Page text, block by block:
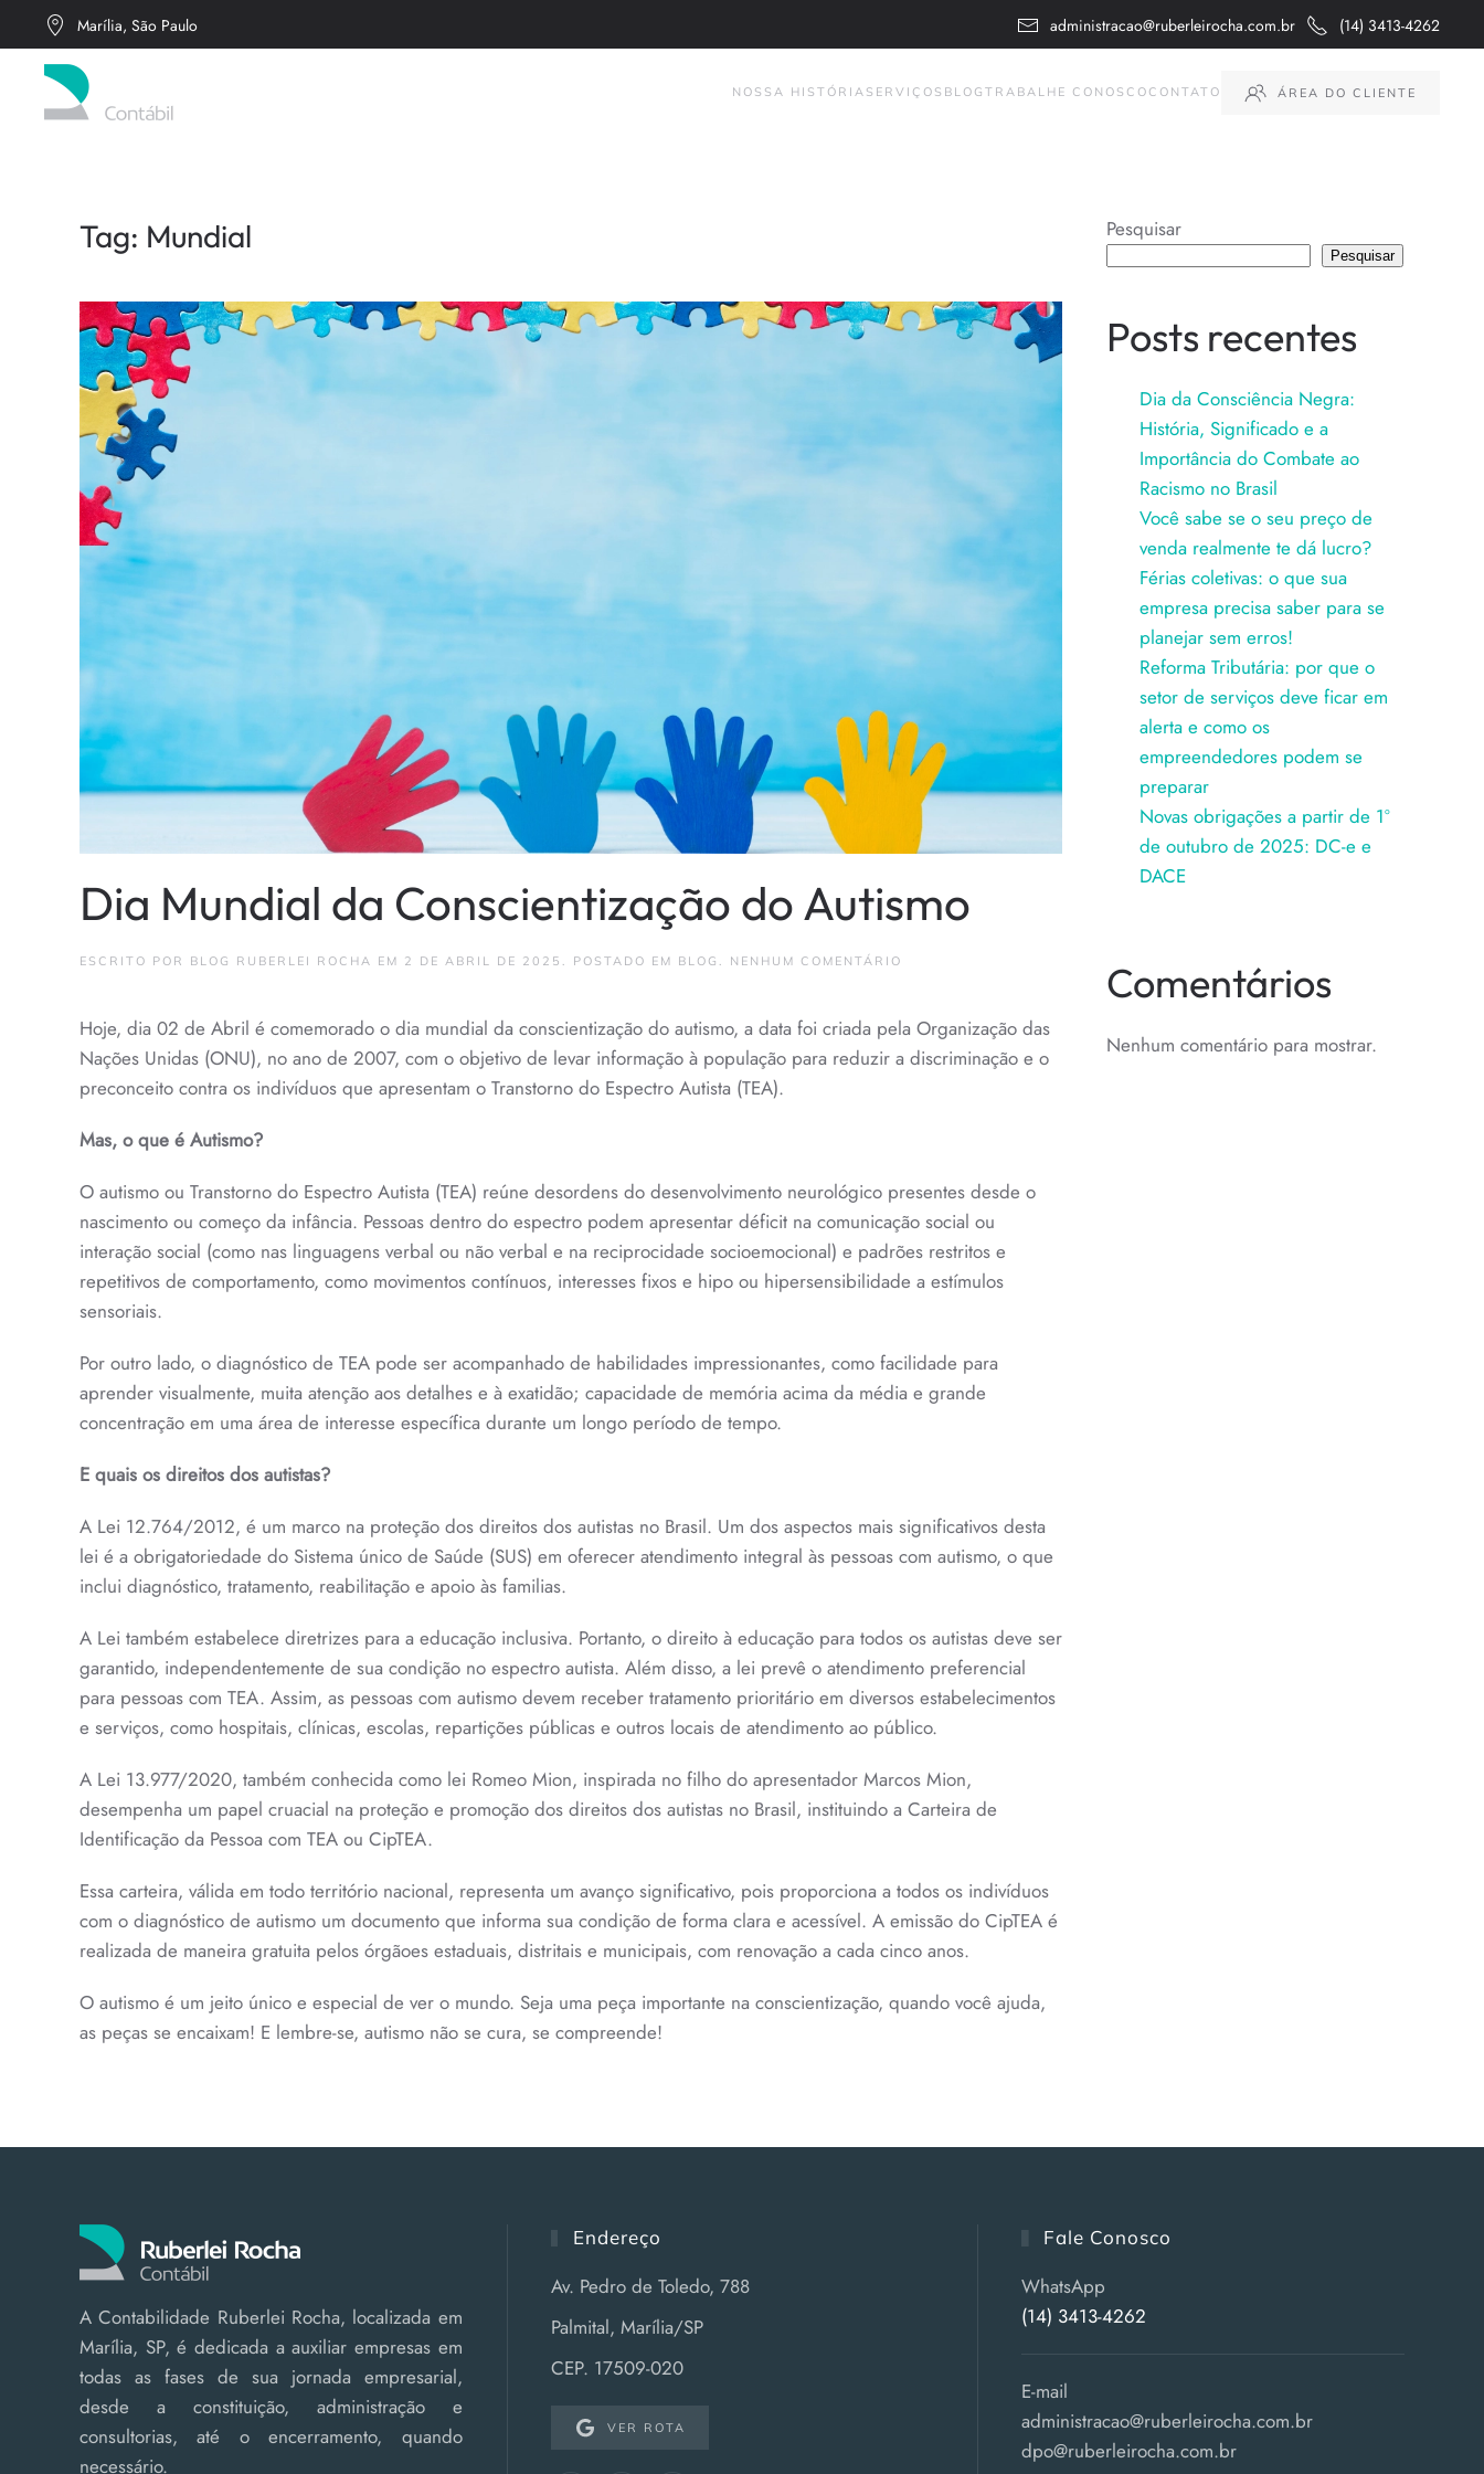
Skip to main content
Marília, São Paulo administracao@ruberleirocha.com.br (14) 3413-4262
NOSSA HISTÓRIA SERVIÇOS BLOG TRABALHE CONOSCO CONTATO ÁREA DO CLIENTE
Tag: Mundial
Dia Mundial da Conscientização do Autismo
ESCRITO POR BLOG RUBERLEI ROCHA EM 2 DE ABRIL DE 2025 . POSTADO EM BLOG . NENHUM COMENTÁRIO
CONSCIENTIZAÇÃO
AUTISMO
Hoje, dia 02 de Abril é comemorado o dia mundial da conscientização do autismo, a data foi criada pela Organização das
Nações Unidas (ONU), no ano de 2007, com o objetivo de levar informação à população para reduzir a discriminação e o
preconceito contra os indivíduos que apresentam o Transtorno do Espectro Autista (TEA).
Mas, o que é Autismo?
O autismo ou Transtorno do Espectro Autista (TEA) reúne desordens do desenvolvimento neurológico presentes desde o
nascimento ou começo da infância. Pessoas dentro do espectro podem apresentar déficit na comunicação social ou
interação social (como nas linguagens verbal ou não verbal e na reciprocidade socioemocional) e padrões restritos e
repetitivos de comportamento, como movimentos contínuos, interesses fixos e hipo ou hipersensibilidade a estímulos
sensoriais.
Por outro lado, o diagnóstico de TEA pode ser acompanhado de habilidades impressionantes, como facilidade para
aprender visualmente, muita atenção aos detalhes e à exatidão; capacidade de memória acima da média e grande
concentração em uma área de interesse específica durante um longo período de tempo.
E quais os direitos dos autistas?
A Lei 12.764/2012, é um marco na proteção dos direitos dos autistas no Brasil. Um dos aspectos mais significativos desta
lei é a obrigatoriedade do Sistema único de Saúde (SUS) em oferecer atendimento integral às pessoas com autismo, o que
inclui diagnóstico, tratamento, reabilitação e apoio às familias.
A Lei também estabelece diretrizes para a educação inclusiva. Portanto, o direito à educação para todos os autistas deve ser
garantido, independentemente de sua condição no espectro autista. Além disso, a lei prevê o atendimento preferencial
para pessoas com TEA. Assim, as pessoas com autismo devem receber tratamento prioritário em diversos estabelecimentos
e serviços, como hospitais, clínicas, escolas, repartições públicas e outros locais de atendimento ao público.
A Lei 13.977/2020, também conhecida como lei Romeo Mion, inspirada no filho do apresentador Marcos Mion,
desempenha um papel cruacial na proteção e promoção dos direitos dos autistas no Brasil, instituindo a Carteira de
Identificação da Pessoa com TEA ou CipTEA.
Essa carteira, válida em todo território nacional, representa um avanço significativo, pois proporciona a todos os indivíduos
com o diagnóstico de autismo um documento que informa sua condição de forma clara e acessível. A emissão do CipTEA é
realizada de maneira gratuita pelos órgãoes estaduais, distritais e municipais, com renovação a cada cinco anos.
O autismo é um jeito único e especial de ver o mundo. Seja uma peça importante na conscientização, quando você ajuda,
as peças se encaixam! E lembre-se, autismo não se cura, se compreende!
Pesquisar
Pesquisar
Posts recentes
Dia da Consciência Negra:
História, Significado e a
Importância do Combate ao
Racismo no Brasil
Você sabe se o seu preço de
venda realmente te dá lucro?
Férias coletivas: o que sua
empresa precisa saber para se
planejar sem erros!
Reforma Tributária: por que o
setor de serviços deve ficar em
alerta e como os
empreendedores podem se
preparar
Novas obrigações a partir de 1º
de outubro de 2025: DC-e e
DACE
Comentários
Nenhum comentário para mostrar.
A Contabilidade Ruberlei Rocha, localizada em
Marília, SP, é dedicada a auxiliar empresas em
todas as fases de sua jornada empresarial,
desde a constituição, administração e
consultorias, até o encerramento, quando
necessário.
Endereço
Av. Pedro de Toledo, 788
Palmital, Marília/SP
CEP. 17509-020
VER ROTA
Fale Conosco
WhatsApp
(14) 3413-4262
E-mail
administracao@ruberleirocha.com.br
dpo@ruberleirocha.com.br